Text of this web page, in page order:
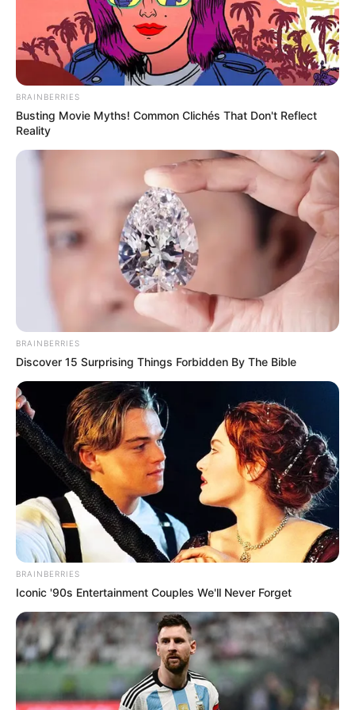
BRAINBERRIES
Busting Movie Myths! Common Clichés That Don't Reflect
Reality
BRAINBERRIES
Discover 15 Surprising Things Forbidden By The Bible
BRAINBERRIES
Iconic '90s Entertainment Couples We'll Never Forget